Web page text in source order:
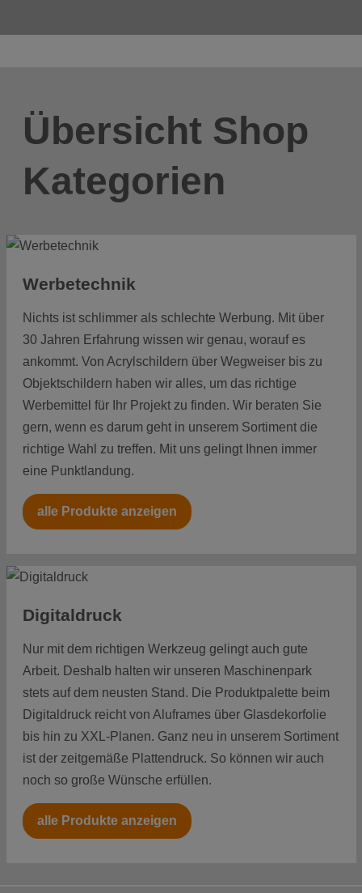
Multitasking
uns im Blut
Bei uns wird nicht nur geklotzt statt
gekleckert, sondern auch gedruckt, geklebt,
geschraubt und festgezogen.
Übersicht Shop
Kategorien
Werbetechnik
Nichts ist schlimmer als schlechte Werbung. Mit über
30 Jahren Erfahrung wissen wir genau, worauf es
ankommt. Von Acrylschildern über Wegweiser bis zu
Objektschildern haben wir alles, um das richtige
Werbemittel für Ihr Projekt zu finden. Wir beraten Sie
gern, wenn es darum geht in unserem Sortiment die
richtige Wahl zu treffen. Mit uns gelingt Ihnen immer
eine Punktlandung.
alle Produkte anzeigen
Digitaldruck
Nur mit dem richtigen Werkzeug gelingt auch gute
Arbeit. Deshalb halten wir unseren Maschinenpark
stets auf dem neusten Stand. Die Produktpalette beim
Digitaldruck reicht von Aluframes über Glasdekorfolie
bis hin zu XXL-Planen. Ganz neu in unserem Sortiment
ist der zeitgemäße Plattendruck. So können wir auch
noch so große Wünsche erfüllen.
alle Produkte anzeigen